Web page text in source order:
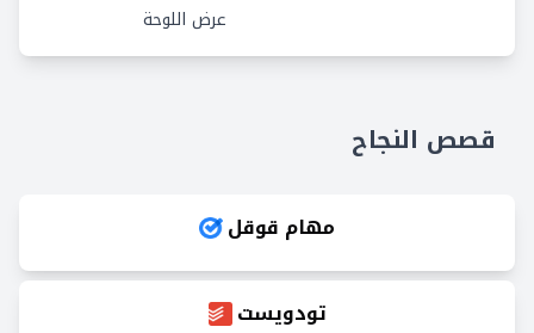
عرض اللوحة
قصص النجاح
مهام قوقل
تودويست